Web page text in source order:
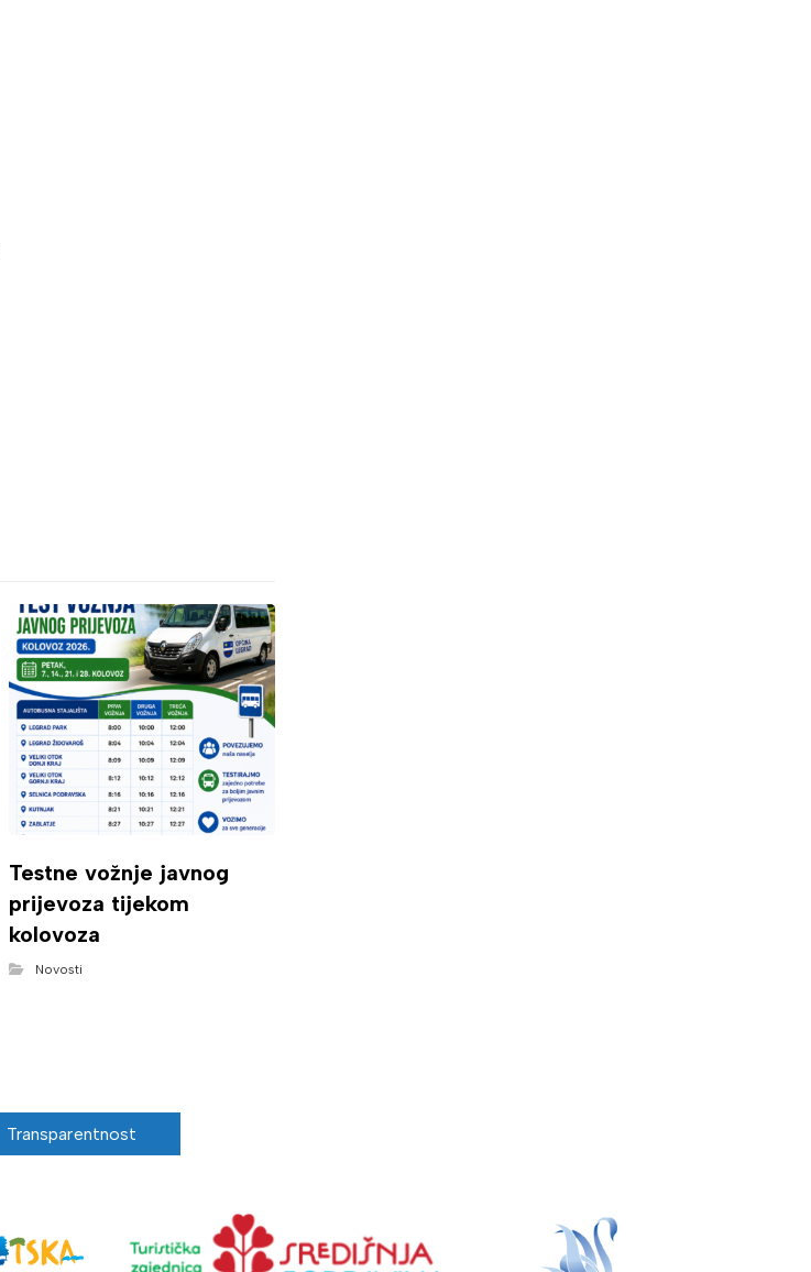
Testne vožnje javnog
prijevoza tijekom
kolovoza
Novosti
Transparentnost